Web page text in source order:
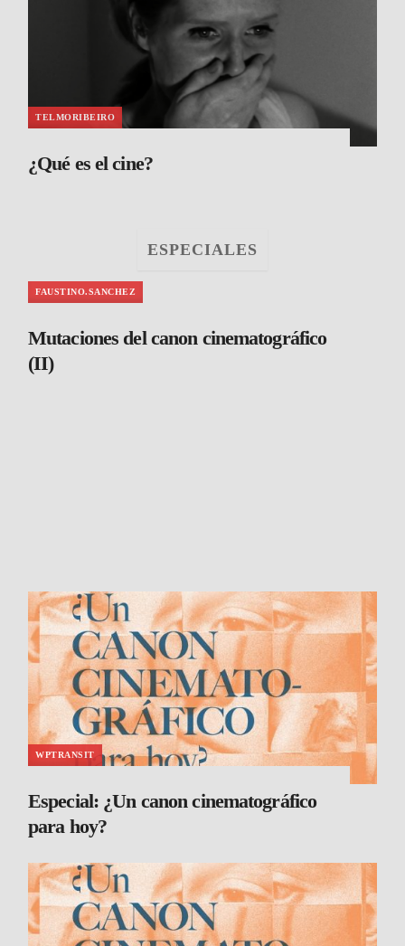
TELMORIBEIRO
¿Qué es el cine?
ESPECIALES
FAUSTINO.SANCHEZ
Mutaciones del canon cinematográfico
(II)
WPTRANSIT
Especial: ¿Un canon cinematográfico
para hoy?